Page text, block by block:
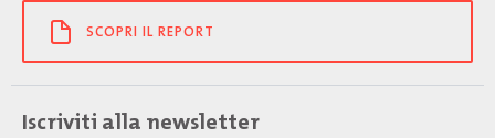
SCOPRI IL REPORT
Iscriviti alla newsletter